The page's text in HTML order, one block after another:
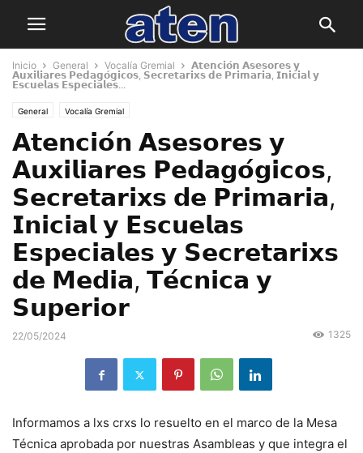
Inicio General Vocalía Gremial
𝗔𝘁𝗲𝗻𝗰𝗶𝗼́𝗻 𝗔𝘀𝗲𝘀𝗼𝗿𝗲𝘀 𝘆
𝗔𝘂𝘅𝗶𝗹𝗶𝗮𝗿𝗲𝘀 𝗣𝗲𝗱𝗮𝗴𝗼́𝗴𝗶𝗰𝗼𝘀, 𝗦𝗲𝗰𝗿𝗲𝘁𝗮𝗿𝗶𝘅𝘀 𝗱𝗲 𝗣𝗿𝗶𝗺𝗮𝗿𝗶𝗮, 𝗜𝗻𝗶𝗰𝗶𝗮𝗹 𝘆
𝗘𝘀𝗰𝘂𝗲𝗹𝗮𝘀 𝗘𝘀𝗽𝗲𝗰𝗶𝗮𝗹𝗲𝘀...
General Vocalía Gremial
𝗔𝘁𝗲𝗻𝗰𝗶𝗼́𝗻 𝗔𝘀𝗲𝘀𝗼𝗿𝗲𝘀 𝘆
𝗔𝘂𝘅𝗶𝗹𝗶𝗮𝗿𝗲𝘀 𝗣𝗲𝗱𝗮𝗴𝗼́𝗴𝗶𝗰𝗼𝘀,
𝗦𝗲𝗰𝗿𝗲𝘁𝗮𝗿𝗶𝘅𝘀 𝗱𝗲 𝗣𝗿𝗶𝗺𝗮𝗿𝗶𝗮,
𝗜𝗻𝗶𝗰𝗶𝗮𝗹 𝘆 𝗘𝘀𝗰𝘂𝗲𝗹𝗮𝘀
𝗘𝘀𝗽𝗲𝗰𝗶𝗮𝗹𝗲𝘀 𝘆 𝗦𝗲𝗰𝗿𝗲𝘁𝗮𝗿𝗶𝘅𝘀
𝗱𝗲 𝗠𝗲𝗱𝗶𝗮, 𝗧𝗲́𝗰𝗻𝗶𝗰𝗮 𝘆
𝗦𝘂𝗽𝗲𝗿𝗶𝗼𝗿
22/05/2024 1325
Informamos a lxs crxs lo resuelto en el marco de la Mesa
Técnica aprobada por nuestras Asambleas y que integra el